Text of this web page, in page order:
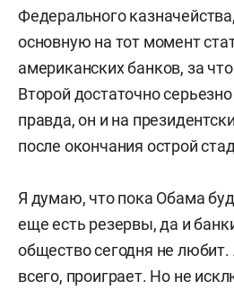
Федерального
основную на тот момент
американских банков, за
Второй достаточно
правда, он и на
после окончания острой
Я думаю, что пока Обама
еще есть резервы, да и
общество сегодня не любит.
всего, проиграет. Но не